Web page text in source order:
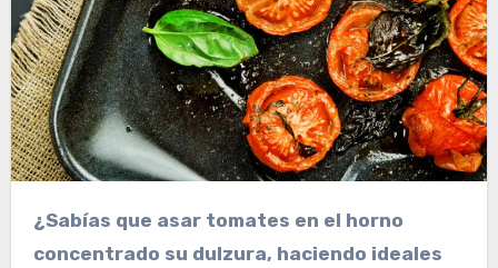
¿Sabías que asar tomates en el horno
concentrado su dulzura, haciendo ideales